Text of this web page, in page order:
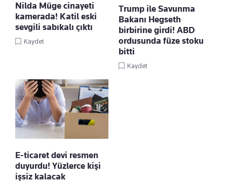
Nilda Müge cinayeti
kamerada! Katil eski
sevgili sabıkalı çıktı
Kaydet
Trump ile Savunma
Bakanı Hegseth
birbirine girdi! ABD
ordusunda füze stoku
bitti
Kaydet
E-ticaret devi resmen
duyurdu! Yüzlerce kişi
işsiz kalacak